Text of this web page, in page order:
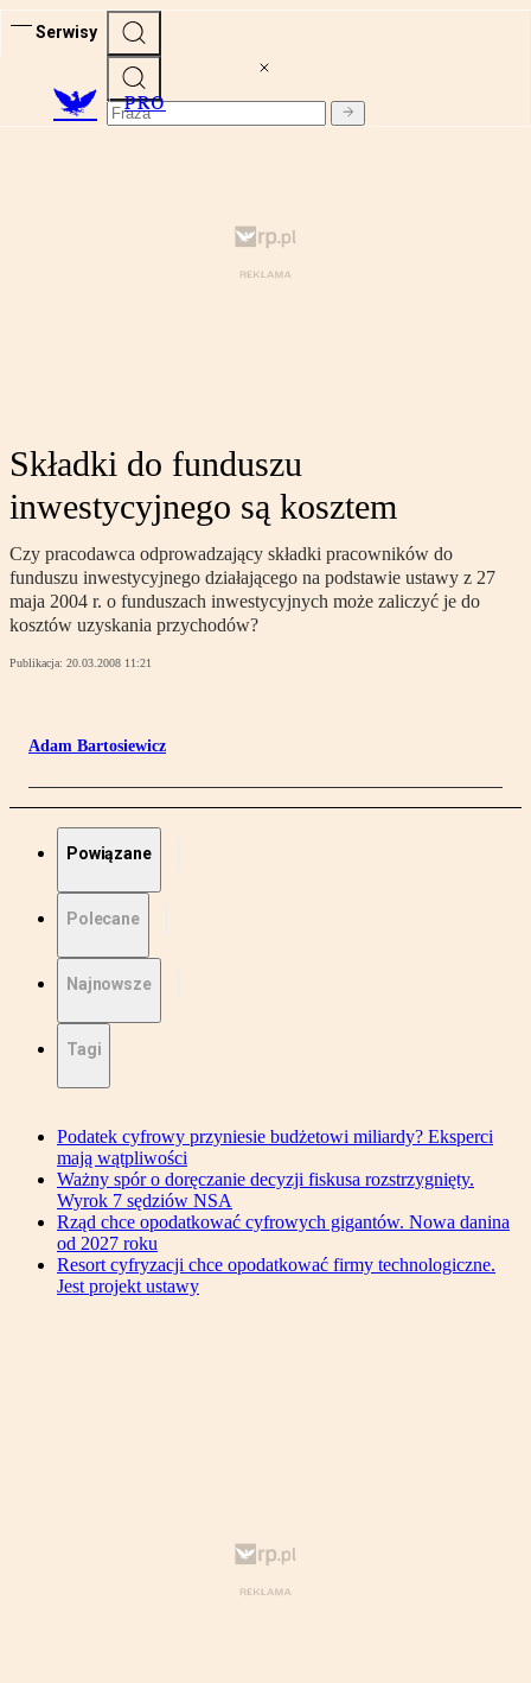
Serwisy
PRO
Składki do funduszu
inwestycyjnego są kosztem
Czy pracodawca odprowadzający składki pracowników do
funduszu inwestycyjnego działającego na podstawie ustawy z 27
maja 2004 r. o funduszach inwestycyjnych może zaliczyć je do
kosztów uzyskania przychodów?
Publikacja: 20.03.2008 11:21
Adam Bartosiewicz
Powiązane
Polecane
Najnowsze
Tagi
Podatek cyfrowy przyniesie budżetowi miliardy? Eksperci
mają wątpliwości
Ważny spór o doręczanie decyzji fiskusa rozstrzygnięty.
Wyrok 7 sędziów NSA
Rząd chce opodatkować cyfrowych gigantów. Nowa danina
od 2027 roku
Resort cyfryzacji chce opodatkować firmy technologiczne.
Jest projekt ustawy